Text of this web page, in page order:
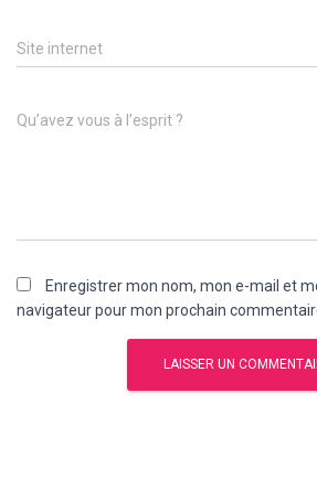
Site internet
Qu’avez vous à l’esprit ?
Enregistrer mon nom, mon e-mail et
navigateur pour mon prochain